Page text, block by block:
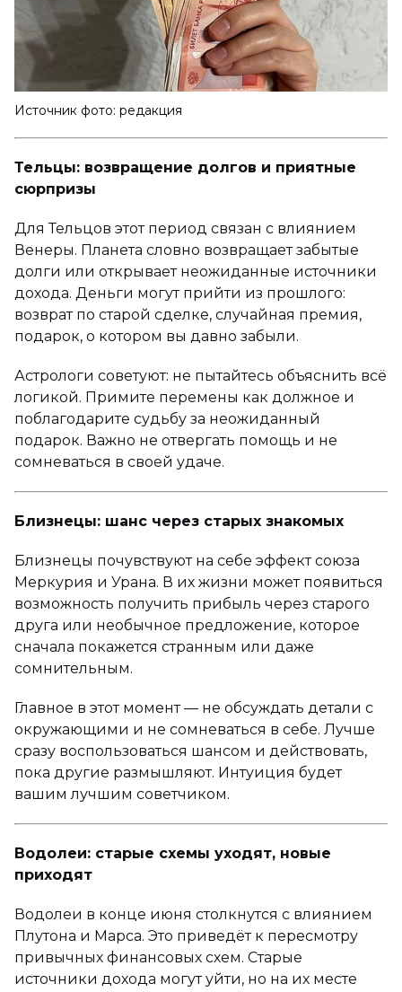
Источник фото: редакция
Тельцы: возвращение долгов и приятные
сюрпризы
Для Тельцов этот период связан с влиянием
Венеры. Планета словно возвращает забытые
долги или открывает неожиданные источники
дохода. Деньги могут прийти из прошлого:
возврат по старой сделке, случайная премия,
подарок, о котором вы давно забыли.
Астрологи советуют: не пытайтесь объяснить всё
логикой. Примите перемены как должное и
поблагодарите судьбу за неожиданный
подарок. Важно не отвергать помощь и не
сомневаться в своей удаче.
Близнецы: шанс через старых знакомых
Близнецы почувствуют на себе эффект союза
Меркурия и Урана. В их жизни может появиться
возможность получить прибыль через старого
друга или необычное предложение, которое
сначала покажется странным или даже
сомнительным.
Главное в этот момент — не обсуждать детали с
окружающими и не сомневаться в себе. Лучше
сразу воспользоваться шансом и действовать,
пока другие размышляют. Интуиция будет
вашим лучшим советчиком.
Водолеи: старые схемы уходят, новые
приходят
Водолеи в конце июня столкнутся с влиянием
Плутона и Марса. Это приведёт к пересмотру
привычных финансовых схем. Старые
источники дохода могут уйти, но на их месте